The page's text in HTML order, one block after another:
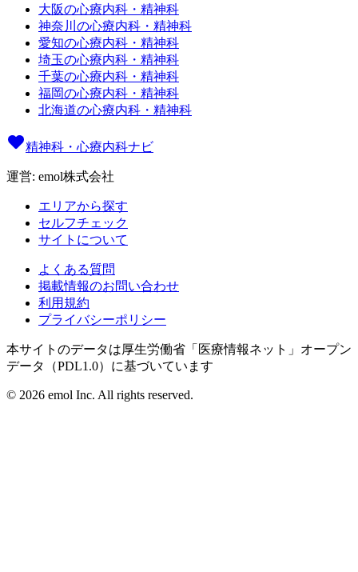
大阪の心療内科・精神科
神奈川の心療内科・精神科
愛知の心療内科・精神科
埼玉の心療内科・精神科
千葉の心療内科・精神科
福岡の心療内科・精神科
北海道の心療内科・精神科
精神科・心療内科ナビ
運営: emol株式会社
エリアから探す
セルフチェック
サイトについて
よくある質問
掲載情報のお問い合わせ
利用規約
プライバシーポリシー
本サイトのデータは厚生労働省「医療情報ネット」オープン
データ（PDL1.0）に基づいています
© 2026 emol Inc. All rights reserved.